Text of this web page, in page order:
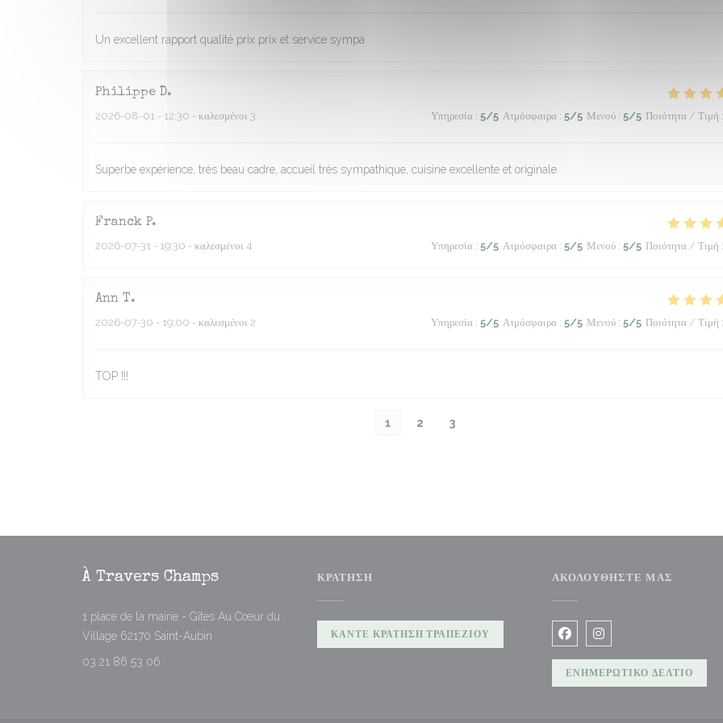
Un excellent rapport qualité prix prix et service sympa
Philippe D
2026-08-01 - 12:30 - καλεσμένοι 3 Υπηρεσία : 5/5 Ατμόσφαιρα : 5/5 Μενού : 5/5 Ποιότητα / Τιμή :
Superbe expérience, très beau cadre, accueil très sympathique, cuisine excellente et originale
Franck P
2026-07-31 - 19:30 - καλεσμένοι 4 Υπηρεσία : 5/5 Ατμόσφαιρα : 5/5 Μενού : 5/5 Ποιότητα / Τιμή :
Ann T
2026-07-30 - 19:00 - καλεσμένοι 2 Υπηρεσία : 5/5 Ατμόσφαιρα : 5/5 Μενού : 5/5 Ποιότητα / Τιμή :
TOP !!!
1 2 3
À Travers Champs
1 place de la mairie - Gîtes Au Cœur du
Village 62170 Saint-Aubin ((ανοίγει σε νέο παράθυρο))
03 21 86 53 06
ΚΡΆΤΗΣΗ
ΚΆΝΤΕ ΚΡΆΤΗΣΗ ΤΡΑΠΕΖΙΟΎ
ΑΚΟΛΟΥΘΉΣΤΕ ΜΑΣ
Facebook ((ανοίγει σε νέο
Instagram ((ανοίγει σε
ΕΝΗΜΕΡΩΤΙΚΌ ΔΕΛΤΊΟ